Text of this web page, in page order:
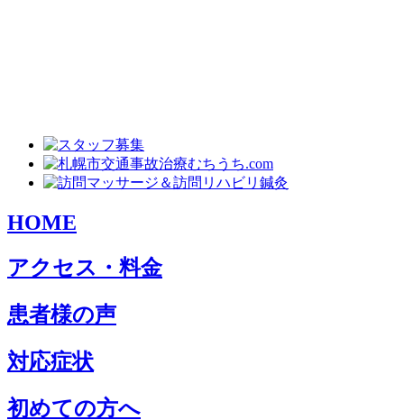
HOME
アクセス・料金
患者様の声
対応症状
初めての方へ